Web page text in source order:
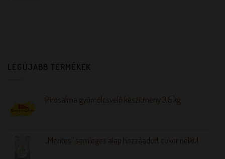
LEGÚJABB TERMÉKEK
Pirosalma gyümölcsvelő készítmény 3,5 kg
„Mentes” semleges alap hozzáadott cukor nélkül